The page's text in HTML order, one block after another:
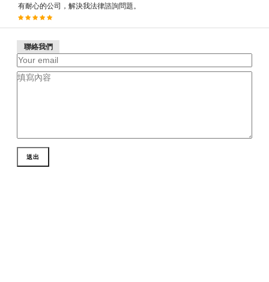
有耐心的公司，解決我法律諮詢問題。
聯絡我們
送出